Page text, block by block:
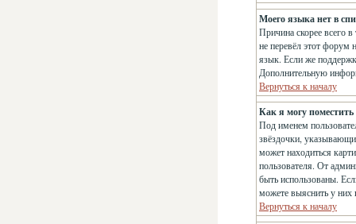
Моего языка нет в
Причина скорее всего
не перевёл этот форум
язык. Если же
Дополнительную
Вернуться к началу
Как я могу
Под именем
звёздочки,
может находиться
пользователя. От
быть использованы.
можете выяснить у них
Вернуться к началу